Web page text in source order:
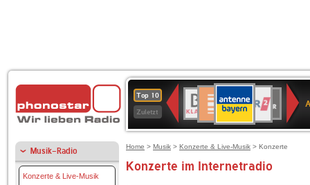
Top 10
Zuletzt
Deutschlandfunk
80er
90er
OLDIE
ANTENNE
SWR3
WDR
4
BR-
KLASSIK
Deutschlandfunk
KulturBAYERN
2
SWR
Kultur
NDR
2
Musik-Radio
Konzerte & Live-Musik
Home > Musik > Konzerte & Live-Musik > Konzerte
Konzerte im Internetradio